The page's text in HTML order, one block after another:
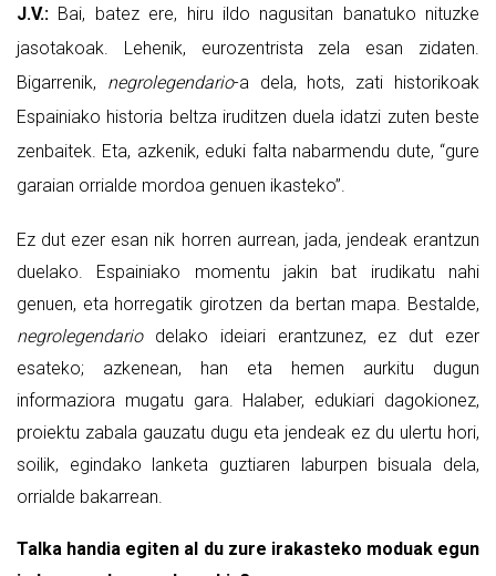
J.V.: Bai, batez ere, hiru ildo nagusitan banatuko nituzke
jasotakoak. Lehenik, eurozentrista zela esan zidaten.
Bigarrenik, negrolegendario-a dela, hots, zati historikoak
Espainiako historia beltza iruditzen duela idatzi zuten beste
zenbaitek. Eta, azkenik, eduki falta nabarmendu dute, “gure
garaian orrialde mordoa genuen ikasteko”.
Ez dut ezer esan nik horren aurrean, jada, jendeak erantzun
duelako. Espainiako momentu jakin bat irudikatu nahi
genuen, eta horregatik girotzen da bertan mapa. Bestalde,
negrolegendariodelako ideiari erantzunez, ez dut ezer
esateko; azkenean, han eta hemen aurkitu dugun
informaziora mugatu gara. Halaber, edukiari dagokionez,
proiektu zabala gauzatu dugu eta jendeak ez du ulertu hori,
soilik, egindako lanketa guztiaren laburpen bisuala dela,
orrialde bakarrean.
Talka handia egiten al du zure irakasteko moduak egun